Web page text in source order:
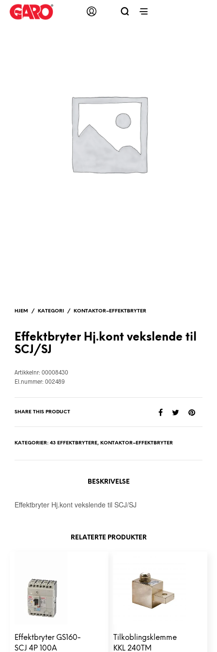
HJEM / KATEGORI / KONTAKTOR–EFFEKTBRYTER
Effektbryter Hj.kont vekslende til
SCJ/SJ
Artikkelnr: 00008430
El.nummer: 002489
SHARE THIS PRODUCT
KATEGORIER: 43 EFFEKTBRYTERE, KONTAKTOR–EFFEKTBRYTER
BESKRIVELSE
Effektbryter Hj.kont vekslende til SCJ/SJ
RELATERTE PRODUKTER
Effektbryter GS160-
SCJ 4P 100A
Tilkoblingsklemme
KKL 240TM